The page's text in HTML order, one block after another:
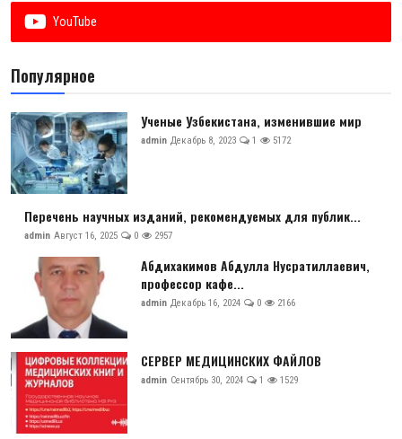
YouTube
Популярное
Ученые Узбекистана, изменившие мир
admin Декабрь 8, 2023 1 5172
Перечень научных изданий, рекомендуемых для публик...
admin Август 16, 2025 0 2957
Абдихакимов Абдулла Нусратиллаевич,
профессор кафе...
admin Декабрь 16, 2024 0 2166
СЕРВЕР МЕДИЦИНСКИХ ФАЙЛОВ
admin Сентябрь 30, 2024 1 1529